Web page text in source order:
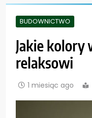
BUDOWNICTWO
Jakie kolory
relaksowi
1 miesiąc ago